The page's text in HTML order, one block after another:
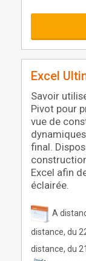
Excel
Savoir
Pivot pour
vue de
final.
Excel afin
éclairée.
A
distance, du
distance, du